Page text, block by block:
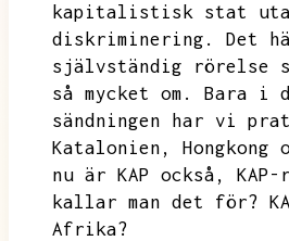
kapitalistisk stat
diskriminering.
Det
självständig rörelse
så mycket om.
Bara i
sändningen har vi
Katalonien,
Hongkong
nu är KAP också,
kallar man det för?
Afrika?